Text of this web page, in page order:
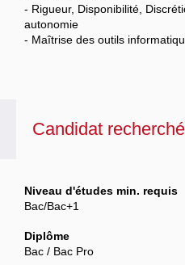
- Rigueur, Disponibilité,
autonomie
- Maîtrise des outils
Candidat recherché
Niveau d'études min. requis
Bac/Bac+1
Diplôme
Bac / Bac Pro